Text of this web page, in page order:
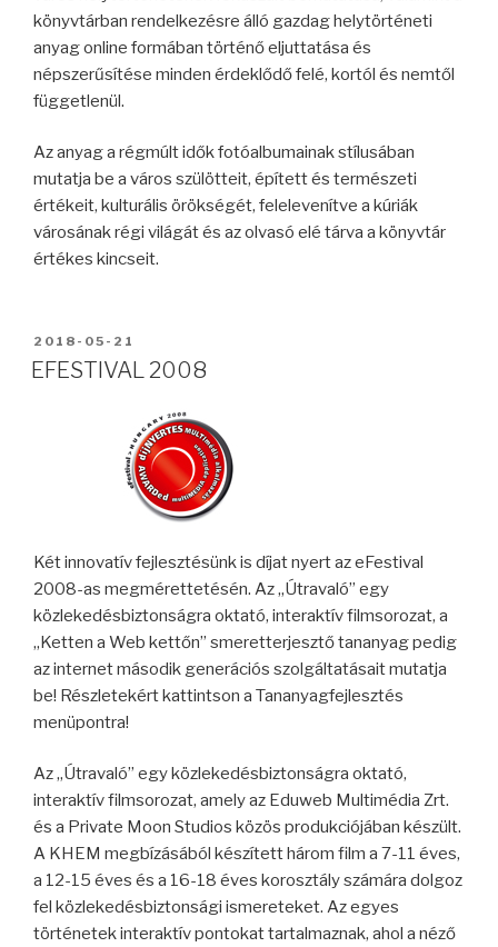
könyvtárban rendelkezésre álló gazdag helytörténeti
anyag online formában történő eljuttatása és
népszerűsítése minden érdeklődő felé, kortól és nemtől
függetlenül.
Az anyag a régmúlt idők fotóalbumainak stílusában
mutatja be a város szülötteit, épített és természeti
értékeit, kulturális örökségét, felelevenítve a kúriák
városának régi világát és az olvasó elé tárva a könyvtár
értékes kincseit.
2018-05-21
EFESTIVAL 2008
Két innovatív fejlesztésünk is díjat nyert az eFestival
2008-as megmérettetésén. Az „Útravaló” egy
közlekedésbiztonságra oktató, interaktív filmsorozat, a
„Ketten a Web kettőn” smeretterjesztő tananyag pedig
az internet második generációs szolgáltatásait mutatja
be! Részletekért kattintson a Tananyagfejlesztés
menüpontra!
Az „Útravaló” egy közlekedésbiztonságra oktató,
interaktív filmsorozat, amely az Eduweb Multimédia Zrt.
és a Private Moon Studios közös produkciójában készült.
A KHEM megbízásából készített három film a 7-11 éves,
a 12-15 éves és a 16-18 éves korosztály számára dolgoz
fel közlekedésbiztonsági ismereteket. Az egyes
történetek interaktív pontokat tartalmaznak, ahol a néző